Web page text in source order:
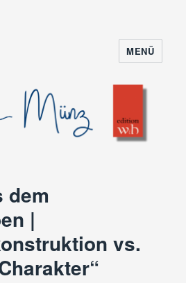
MENÜ
dem
|
vs.